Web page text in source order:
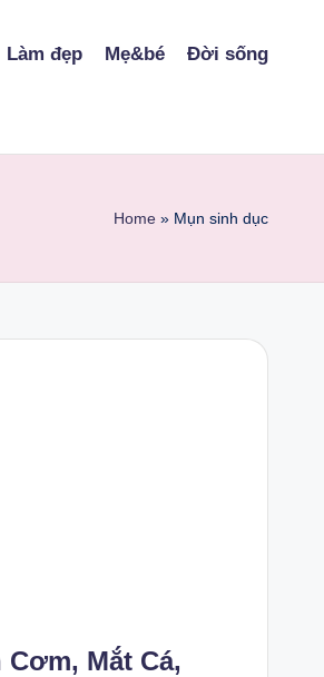
Làm đẹp Mẹ&bé Đời sống
Home » Mụn sinh dục
Mắt Cá,